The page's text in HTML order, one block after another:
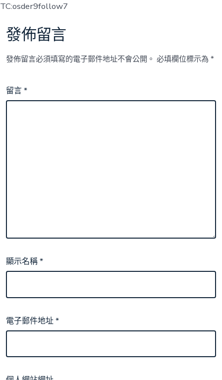
TC:osder9follow7
發佈留言
發佈留言必須填寫的電子郵件地址不會公開。 必填欄位標示為*
留言*
顯示名稱*
電子郵件地址*